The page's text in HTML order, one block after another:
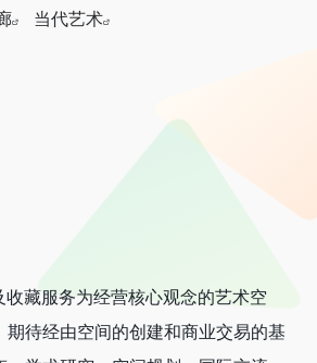
当代艺术
藏服务为经营核心观念的艺术空
待经由空间的创建和商业交易的基